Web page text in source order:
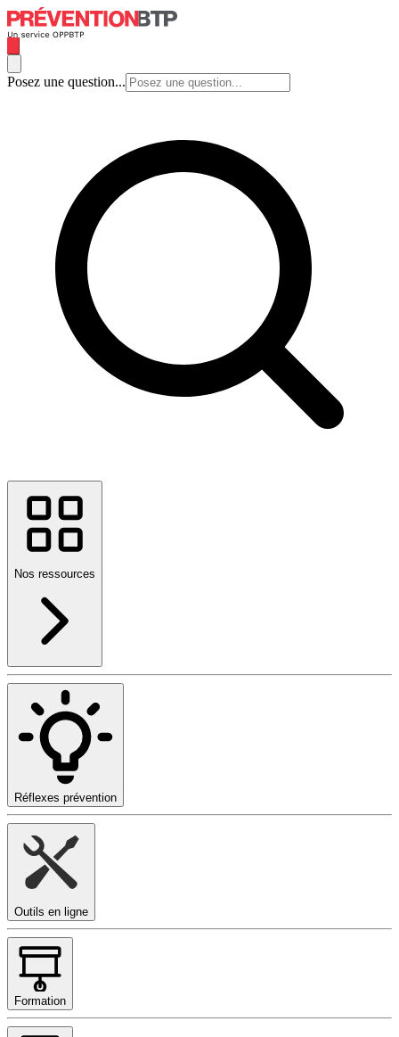
Posez une question...
Nos ressources
Réflexes prévention
Outils en ligne
Formation